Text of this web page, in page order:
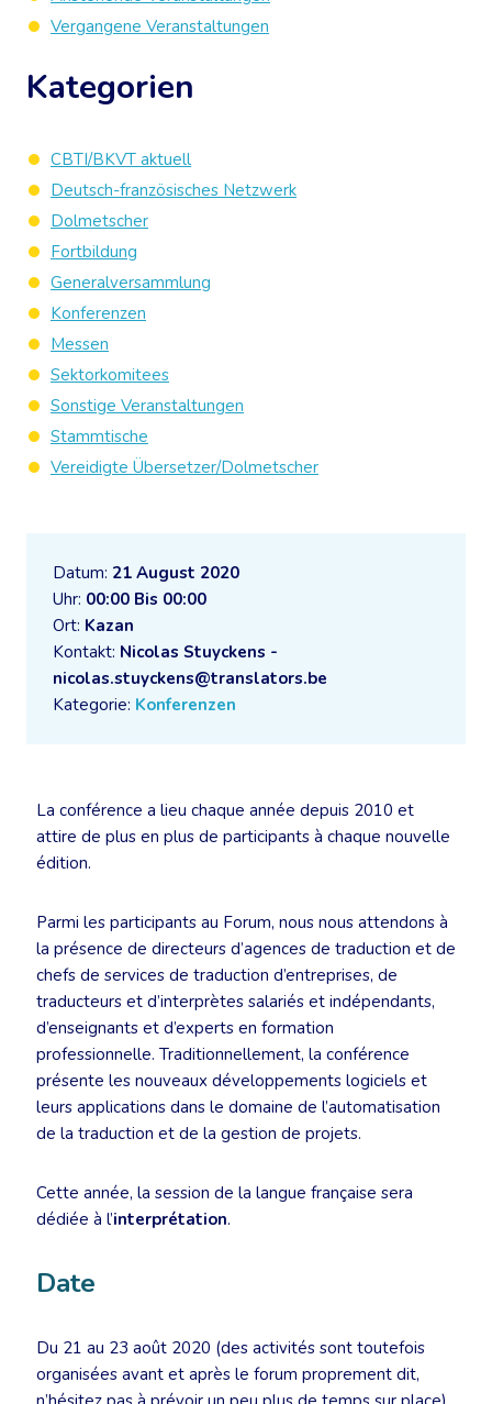
Datum: 21 August 2020
Uhr: 00:00 Bis 00:00
Ort: Kazan
Kontakt: Nicolas Stuyckens -
nicolas.stuyckens@translators.be
Kategorie: Konferenzen
La conférence a lieu chaque année depuis 2010 et
attire de plus en plus de participants à chaque nouvelle
édition.
Parmi les participants au Forum, nous nous attendons à
la présence de directeurs d’agences de traduction et de
chefs de services de traduction d’entreprises, de
traducteurs et d’interprètes salariés et indépendants,
d’enseignants et d’experts en formation
professionnelle. Traditionnellement, la conférence
présente les nouveaux développements logiciels et
leurs applications dans le domaine de l’automatisation
de la traduction et de la gestion de projets.
Cette année, la session de la langue française sera
dédiée à l’interprétation.
Date
Du 21 au 23 août 2020 (des activités sont toutefois
organisées avant et après le forum proprement dit,
Vergangene Veranstaltungen
Kategorien
CBTI/BKVT aktuell
Deutsch-französisches Netzwerk
Dolmetscher
Fortbildung
Generalversammlung
Konferenzen
Messen
Sektorkomitees
Sonstige Veranstaltungen
Stammtische
Vereidigte Übersetzer/Dolmetscher